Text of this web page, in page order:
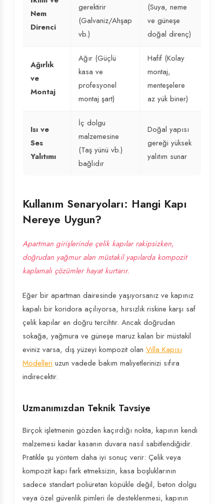
Nem
Direnci
gerektirir
(Galvaniz/Ahşap
vb.)
(Suya, neme
ve güneşe
doğal direnç)
Ağırlık
ve
Montaj
Ağır (Güçlü
kasa ve
profesyonel
montaj şart)
Hafif (Kolay
montaj,
menteşelere
az yük biner)
Isı ve
Ses
Yalıtımı
İç dolgu
malzemesine
(Taş yünü vb.)
bağlıdır
Doğal yapısı
gereği yüksek
yalıtım sunar
Kullanım Senaryoları: Hangi Kapı
Nereye Uygun?
Apartman girişlerinde çelik kapılar rakipsizken,
doğrudan yağmur alan müstakil yapılarda kompozit
kaplamalı çözümler hayat kurtarır.
Eğer bir apartman dairesinde yaşıyorsanız ve kapınız
kapalı bir koridora açılıyorsa, hırsızlık riskine karşı saf
çelik kapılar en doğru tercihtir. Ancak doğrudan
sokağa, yağmura ve güneşe maruz kalan bir müstakil
eviniz varsa, dış yüzeyi kompozit olan Villa Kapısı
Modelleri uzun vadede bakım maliyetlerinizi sıfıra
indirecektir.
Uzmanımızdan Teknik Tavsiye
Birçok işletmenin gözden kaçırdığı nokta, kapının kendi
malzemesi kadar kasanın duvara nasıl sabitlendiğidir.
Pratikle şu yöntem daha iyi sonuç verir: Çelik veya
kompozit kapı fark etmeksizin, kasa boşluklarının
sadece standart poliüretan köpükle değil, beton dolgu
veya özel güvenlik pimleri ile desteklenmesi, kapının